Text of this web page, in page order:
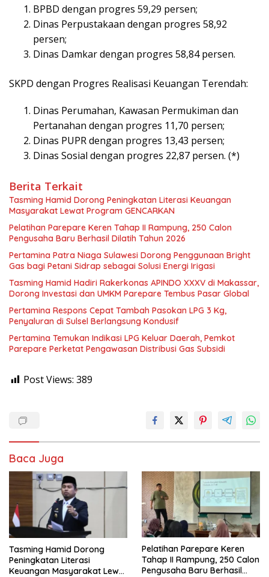
BPBD dengan progres 59,29 persen;
Dinas Perpustakaan dengan progres 58,92
persen;
Dinas Damkar dengan progres 58,84 persen.
SKPD dengan Progres Realisasi Keuangan Terendah:
Dinas Perumahan, Kawasan Permukiman dan
Pertanahan dengan progres 11,70 persen;
Dinas PUPR dengan progres 13,43 persen;
Dinas Sosial dengan progres 22,87 persen. (*)
Berita Terkait
Tasming Hamid Dorong Peningkatan Literasi Keuangan
Masyarakat Lewat Program GENCARKAN
Pelatihan Parepare Keren Tahap II Rampung, 250 Calon
Pengusaha Baru Berhasil Dilatih Tahun 2026
Pertamina Patra Niaga Sulawesi Dorong Penggunaan Bright
Gas bagi Petani Sidrap sebagai Solusi Energi Irigasi
Tasming Hamid Hadiri Rakerkonas APINDO XXXV di Makassar,
Dorong Investasi dan UMKM Parepare Tembus Pasar Global
Pertamina Respons Cepat Tambah Pasokan LPG 3 Kg,
Penyaluran di Sulsel Berlangsung Kondusif
Pertamina Temukan Indikasi LPG Keluar Daerah, Pemkot
Parepare Perketat Pengawasan Distribusi Gas Subsidi
Post Views: 389
Baca Juga
Tasming Hamid Dorong
Peningkatan Literasi
Keuangan Masyarakat Lewat
Pelatihan Parepare Keren
Tahap II Rampung, 250 Calon
Pengusaha Baru Berhasil